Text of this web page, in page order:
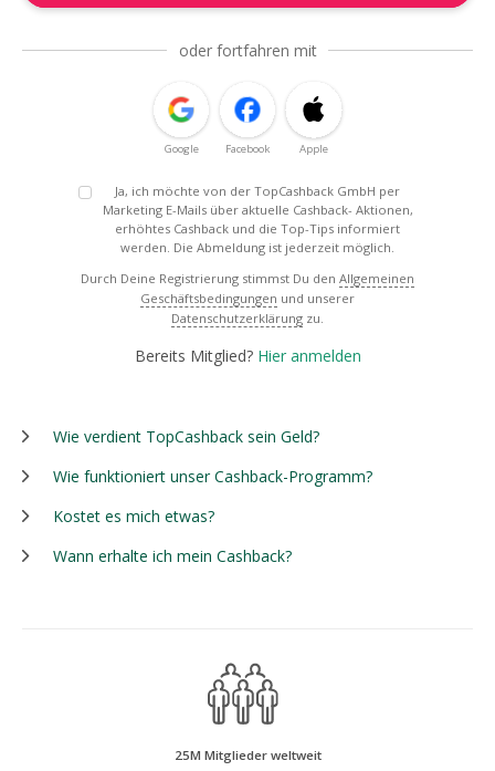
oder fortfahren mit
Google Facebook Apple
Ja, ich möchte von der TopCashback GmbH per
Marketing E-Mails über aktuelle Cashback- Aktionen,
erhöhtes Cashback und die Top-Tips informiert
werden. Die Abmeldung ist jederzeit möglich.
Durch Deine Registrierung stimmst Du den Allgemeinen
Geschäftsbedingungen und unserer
Datenschutzerklärung zu.
Bereits Mitglied? Hier anmelden
Wie verdient TopCashback sein Geld?
Wie funktioniert unser Cashback-Programm?
Kostet es mich etwas?
Wann erhalte ich mein Cashback?
25M Mitglieder weltweit